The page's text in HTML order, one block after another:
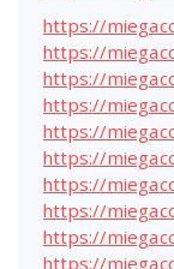
https://
https://
https://
https://
https://
https://
https://
https://
https://
https://